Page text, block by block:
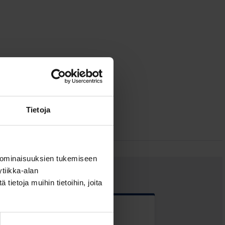
Tietoja
tukemiseen
alan
tietoja muihin tietoihin, joita